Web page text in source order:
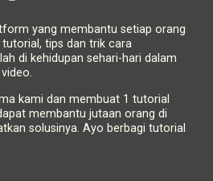
yang membantu setiap orang
tips dan trik cara
di kehidupan sehari-hari dalam
kami dan membuat 1 tutorial
membantu jutaan orang di
solusinya. Ayo berbagi tutorial